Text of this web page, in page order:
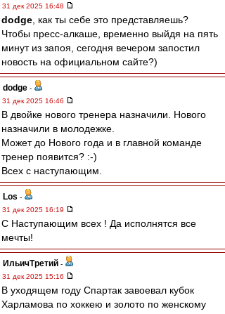
31 дек 2025 16:48
dodge , как ты себе это представляешь?
Чтобы пресс-алкаше, временно выйдя на пять
минут из запоя, сегодня вечером запостил
новость на официальном сайте?)
dodge -
31 дек 2025 16:46
В двойке нового тренера назначили. Нового
назначили в молодежке.
Может до Нового года и в главной команде
тренер появится? :-)
Всех с наступающим.
Los -
31 дек 2025 16:19
С Наступающим всех ! Да исполнятся все
мечты!
ИльичТpeтий -
31 дек 2025 15:16
В уходящем году Спартак завоевал кубок
Харламова по хоккею и золото по женскому